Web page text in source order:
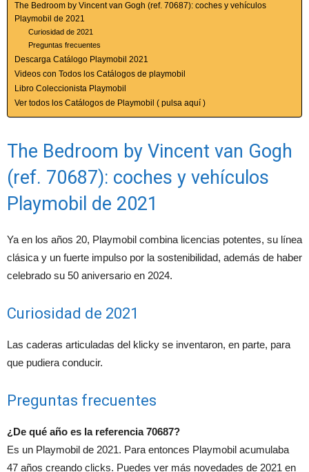
The Bedroom by Vincent van Gogh (ref. 70687): coches y vehículos
Playmobil de 2021
Curiosidad de 2021
Preguntas frecuentes
Descarga Catálogo Playmobil 2021
Videos con Todos los Catálogos de playmobil
Libro Coleccionista Playmobil
Ver todos los Catálogos de Playmobil ( pulsa aquí )
The Bedroom by Vincent van Gogh
(ref. 70687): coches y vehículos
Playmobil de 2021
Ya en los años 20, Playmobil combina licencias potentes, su línea
clásica y un fuerte impulso por la sostenibilidad, además de haber
celebrado su 50 aniversario en 2024.
Curiosidad de 2021
Las caderas articuladas del klicky se inventaron, en parte, para
que pudiera conducir.
Preguntas frecuentes
¿De qué año es la referencia 70687?
Es un Playmobil de 2021. Para entonces Playmobil acumulaba
47 años creando clicks. Puedes ver más novedades de 2021 en